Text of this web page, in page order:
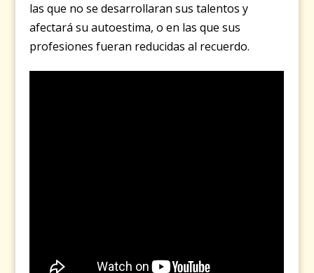
las que no se desarrollaran sus talentos y
afectará su autoestima, o en las que sus
profesiones fueran reducidas al recuerdo.